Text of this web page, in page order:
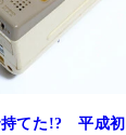
てた!? 平成